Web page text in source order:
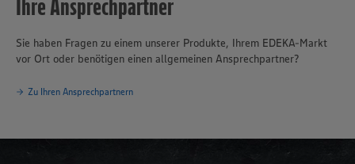
Ihre Ansprechpartner
Sie haben Fragen zu einem unserer Produkte, Ihrem EDEKA-Markt
vor Ort oder benötigen einen allgemeinen Ansprechpartner?
Zu Ihren Ansprechpartnern